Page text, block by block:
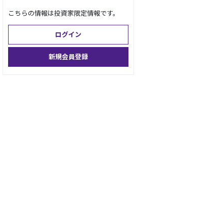
こちらの情報は投資家限定情報です。
ログイン
新規会員登録